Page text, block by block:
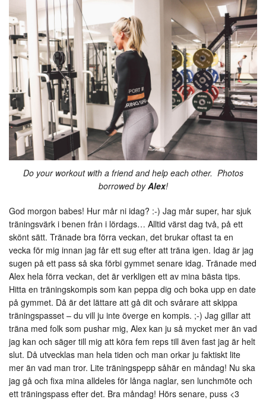
Do your workout with a friend and help each other. Photos
borrowed byAlex!
God morgon babes! Hur mår ni idag? :-) Jag mår super, har sjuk
träningsvärk i benen från i lördags… Alltid värst dag två, på ett
skönt sätt. Tränade bra förra veckan, det brukar oftast ta en
vecka för mig innan jag får ett sug efter att träna igen. Idag är jag
sugen på ett pass så ska förbi gymmet senare idag. Tränade med
Alex hela förra veckan, det är verkligen ett av mina bästa tips.
Hitta en träningskompis som kan peppa dig och boka upp en date
på gymmet. Då är det lättare att gå dit och svårare att skippa
träningspasset – du vill ju inte överge en kompis. ;-) Jag gillar att
träna med folk som pushar mig, Alex kan ju så mycket mer än vad
jag kan och säger till mig att köra fem reps till även fast jag är helt
slut. Då utvecklas man hela tiden och man orkar ju faktiskt lite
mer än vad man tror. Lite träningspepp såhär en måndag! Nu ska
jag gå och fixa mina alldeles för långa naglar, sen lunchmöte och
ett träningspass efter det. Bra måndag! Hörs senare, puss <3